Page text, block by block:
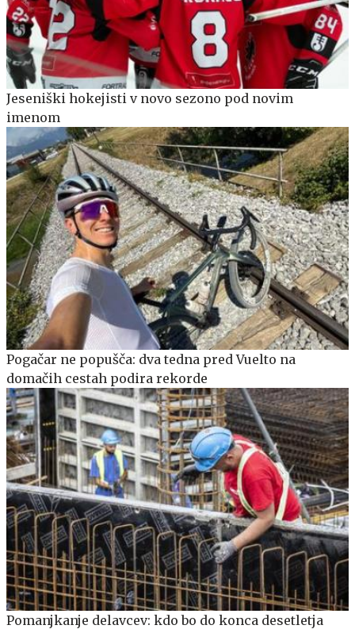
Jeseniški hokejisti v novo sezono pod novim
imenom
Pogačar ne popušča: dva tedna pred Vuelto na
domačih cestah podira rekorde
Pomanjkanje delavcev: kdo bo do konca desetletja